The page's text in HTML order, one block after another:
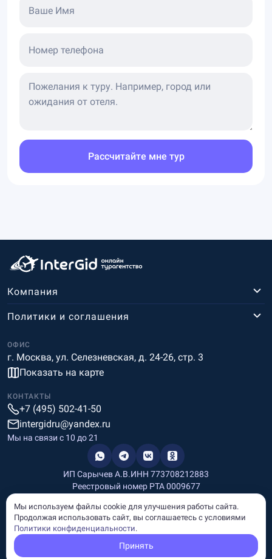
Ваше Имя
Номер телефона
Рассчитайте мне тур
Компания
ОФИС
г. Москва, ул. Селезневская, д. 24-26, стр. 3
Показать на карте
Политики и соглашения
КОНТАКТЫ
+7 (495) 502-41-50
intergidru@yandex.ru
Мы на связи c 10 до 21
ИП Сарычев А.В.ИНН 773708212883
Реестровый номер РТА 0009677
Информация, размещённая на сайте, носит информационный
характер и не является рекламой и публичной офертой.
Мы используем файлы cookie для улучшения работы сайта.
Продолжая использовать сайт, вы соглашаетесь с условиями
Политики конфиденциальности.
Принять